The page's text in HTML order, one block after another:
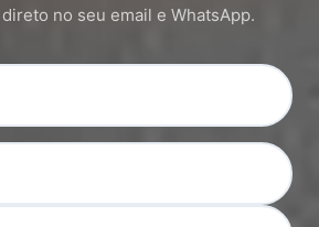
no seu email e WhatsApp.